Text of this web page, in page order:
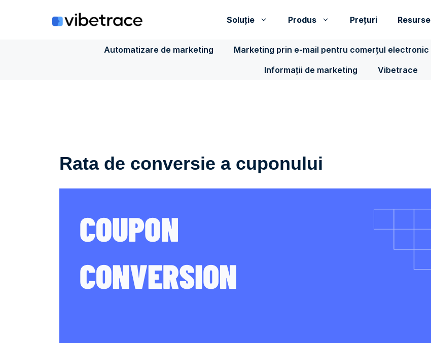
Soluţie Produs Prețuri Resurse
Automatizare de marketing Marketing prin e-mail pentru comerțul electronic
Informații de marketing
Vibetrace
Rata de conversie a cuponului